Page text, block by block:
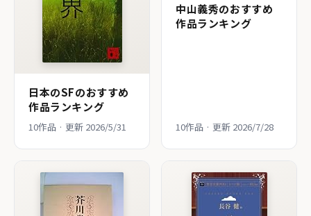
日本のSFのおすすめ
作品ランキング
10作品 · 更新 2026/5/31
中山義秀のおすすめ
作品ランキング
10作品 · 更新 2026/7/28